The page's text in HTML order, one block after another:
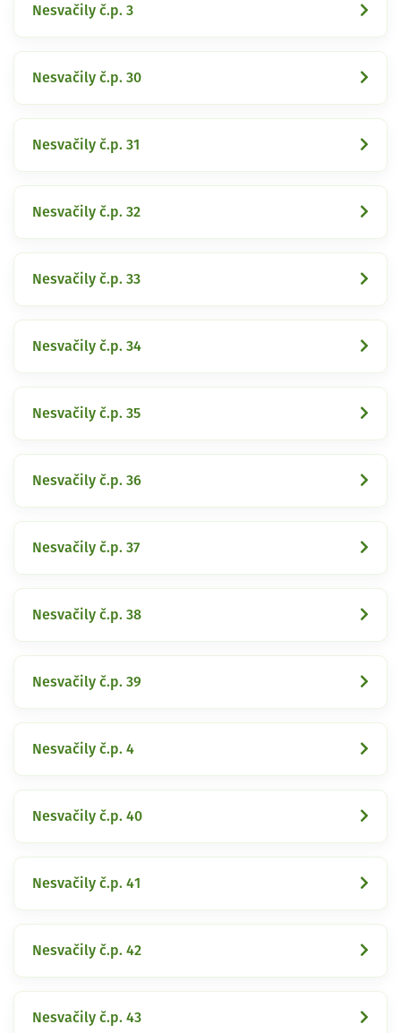
Nesvačily č.p. 3
Nesvačily č.p. 30
Nesvačily č.p. 31
Nesvačily č.p. 32
Nesvačily č.p. 33
Nesvačily č.p. 34
Nesvačily č.p. 35
Nesvačily č.p. 36
Nesvačily č.p. 37
Nesvačily č.p. 38
Nesvačily č.p. 39
Nesvačily č.p. 4
Nesvačily č.p. 40
Nesvačily č.p. 41
Nesvačily č.p. 42
Nesvačily č.p. 43